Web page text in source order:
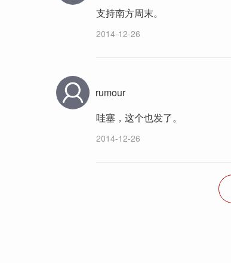
支持南方周末。
2014-12-26
rumour
哇塞，这个也发了。
2014-12-26